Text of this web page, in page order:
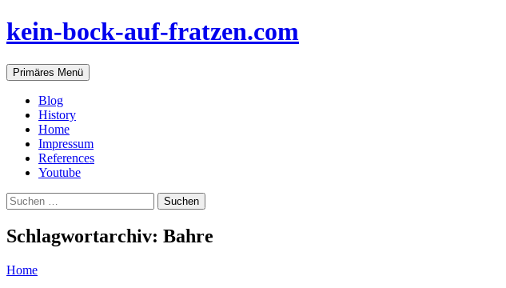
Zum
Inhalt
kein-bock-auf-fratzen.com
Suchen
Primäres Menü
Blog
History
Home
Impressum
References
Youtube
Suchen
nach:
Schlagwortarchiv: Bahre
Home